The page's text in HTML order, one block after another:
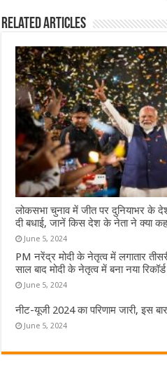
Related Articles
लोकसभा चुनाव में जीत पर दुनियाभर के
दी बधाई, जानें किस देश के नेता ने क्या
June 5, 2024
PM नरेंद्र मोदी के नेतृत्व में लगातार
साल बाद मोदी के नेतृत्व में बना नया रिकॉर्ड
June 5, 2024
नीट-यूजी 2024 का परिणाम जारी, इस बार
June 5, 2024